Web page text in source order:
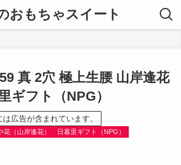
おもちゃスイート
真 2穴 極上生腰 山岸逢花
ギフト（NPG）
広告が含まれています。
花（山岸逢花） 日暮里ギフト（NPG）